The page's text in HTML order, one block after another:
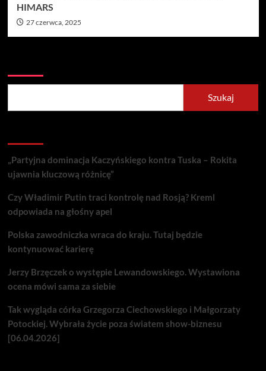
HIMARS
27 czerwca, 2025
Szukaj
„Partyjna dominacja Kaczyńskiego kontra Tuska – Rokita
ujawnia kluczową różnicę”
Czy Władimir Putin traci kontrolę nad Rosją? Kreml
odpowiada na głośny apel
Polska zawodniczka wraca do kraju. Tutaj będzie
kontynuować karierę
Jerzy Brzęczek o występie Lewandowskiego. Wystawiona
ocena mówi sama za siebie
Tak wygląda córka Grzegorza Ciechowskiego i Małgorzaty
Potockiej. Wybrała życie poza światem show-biznesu
[06.04.2026]